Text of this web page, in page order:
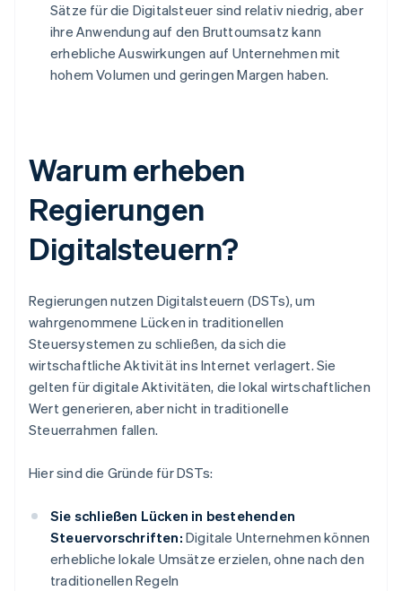
Sätze für die Digitalsteuer sind relativ niedrig, aber
ihre Anwendung auf den Bruttoumsatz kann
erhebliche Auswirkungen auf Unternehmen mit
hohem Volumen und geringen Margen haben.
Warum erheben
Regierungen
Digitalsteuern?
Regierungen nutzen Digitalsteuern (DSTs), um
wahrgenommene Lücken in traditionellen
Steuersystemen zu schließen, da sich die
wirtschaftliche Aktivität ins Internet verlagert. Sie
gelten für digitale Aktivitäten, die lokal wirtschaftlichen
Wert generieren, aber nicht in traditionelle
Steuerrahmen fallen.
Hier sind die Gründe für DSTs:
Sie schließen Lücken in bestehenden
Steuervorschriften: Digitale Unternehmen können
erhebliche lokale Umsätze erzielen, ohne nach den
traditionellen Regeln